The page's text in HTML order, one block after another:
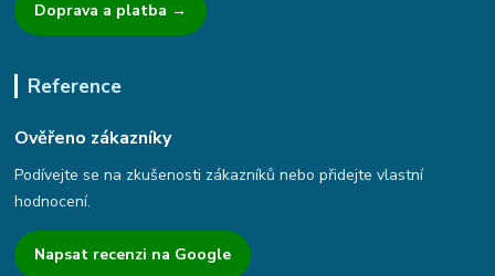
Doprava a platba →
Reference
Ověřeno zákazníky
Podívejte se na zkušenosti zákazníků nebo přidejte vlastní
hodnocení.
Napsat recenzi na Google